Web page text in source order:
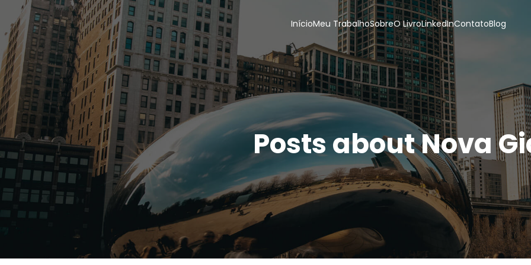
InícioMeu TrabalhoSobreO LivroLinkedInContatoBlog
Posts about Nova